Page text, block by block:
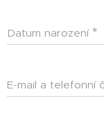
Datum narození
E-mail a telefonní